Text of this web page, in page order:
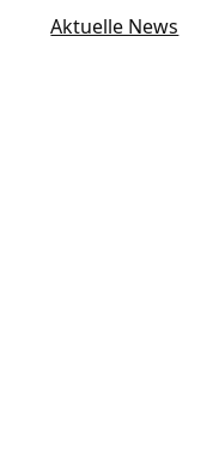
Aktuelle News